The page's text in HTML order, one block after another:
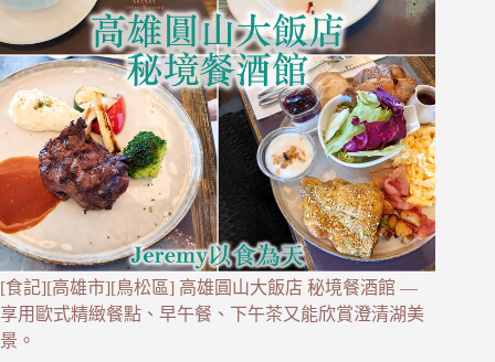
[食記][高雄市][鳥松區] 高雄圓山大飯店 秘境餐酒館 —
享用歐式精緻餐點、早午餐、下午茶又能欣賞澄清湖美
景。